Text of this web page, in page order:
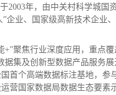
2003年，由中关村科学城国
企业、国家级高新技术企业
聚焦行业深度应用，重点
集及创新型数据产品服务
首个高端数据标注基地，参
营国家数据局数据生态要素